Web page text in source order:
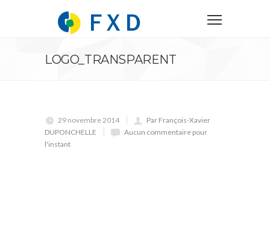
LOGO_TRANSPARENT
29 novembre 2014
Par François-Xavier
DUPONCHELLE
Aucun commentaire pour
l'instant